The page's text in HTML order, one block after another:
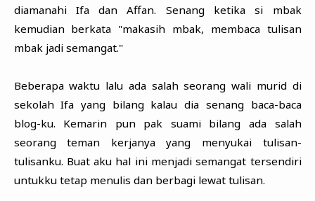
diamanahi Ifa dan Affan. Senang ketika si mbak
kemudian berkata "makasih mbak, membaca tulisan
mbak jadi semangat."
Beberapa waktu lalu ada salah seorang wali murid di
sekolah Ifa yang bilang kalau dia senang baca-baca
blog-ku. Kemarin pun pak suami bilang ada salah
seorang teman kerjanya yang menyukai tulisan-
tulisanku. Buat aku hal ini menjadi semangat tersendiri
untukku tetap menulis dan berbagi lewat tulisan.